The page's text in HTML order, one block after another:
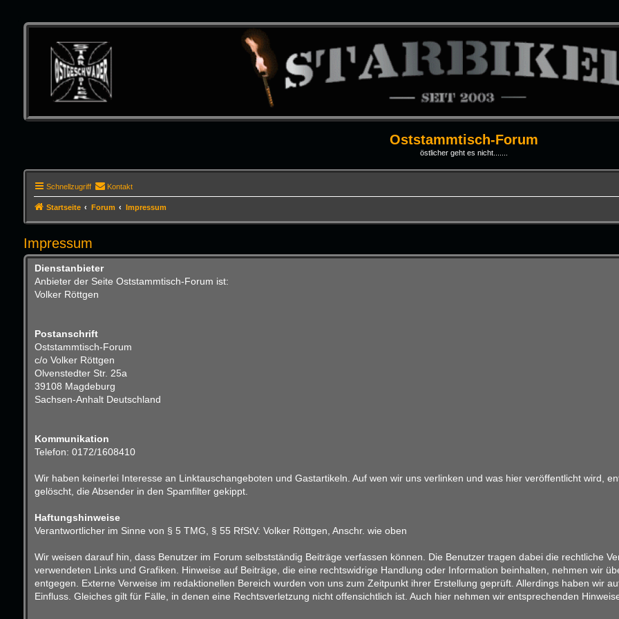
Oststammtisch-Forum
östlicher geht es nicht.......
Schnellzugriff Kontakt
Startseite Forum Impressum
Impressum
Dienstanbieter
Anbieter der Seite Oststammtisch-Forum ist:
Volker Röttgen
Postanschrift
Oststammtisch-Forum
c/o Volker Röttgen
Olvenstedter Str. 25a
39108 Magdeburg
Sachsen-Anhalt Deutschland
Kommunikation
Telefon: 0172/1608410
Wir haben keinerlei Interesse an Linktauschangeboten und Gastartikeln. Auf wen wir uns verlinken und was hier veröffentlicht wird,
gelöscht, die Absender in den Spamfilter gekippt.
Haftungshinweise
Verantwortlicher im Sinne von § 5 TMG, § 55 RfStV: Volker Röttgen, Anschr. wie oben
Wir weisen darauf hin, dass Benutzer im Forum selbstständig Beiträge verfassen können. Die Benutzer tragen dabei die rechtliche
verwendeten Links und Grafiken. Hinweise auf Beiträge, die eine rechtswidrige Handlung oder Information beinhalten, nehmen wir
entgegen. Externe Verweise im redaktionellen Bereich wurden von uns zum Zeitpunkt ihrer Erstellung geprüft. Allerdings haben wir
Einfluss. Gleiches gilt für Fälle, in denen eine Rechtsverletzung nicht offensichtlich ist. Auch hier nehmen wir entsprechenden